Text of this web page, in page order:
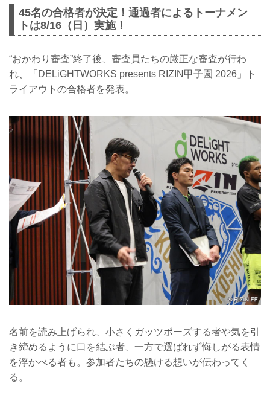
45名の合格者が決定！通過者によるトーナメン
トは8/16（日）実施！
“おかわり審査”終了後、審査員たちの厳正な審査が行わ
れ、「DELiGHTWORKS presents RIZIN甲子園 2026」ト
ライアウトの合格者を発表。
名前を読み上げられ、小さくガッツポーズする者や気を引
き締めるように口を結ぶ者、一方で選ばれず悔しがる表情
を浮かべる者も。参加者たちの懸ける想いが伝わってく
る。